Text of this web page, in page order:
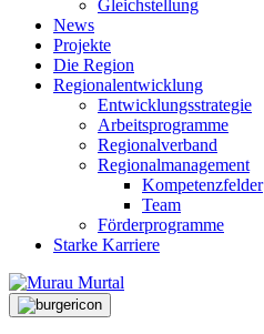
Gleichstellung
News
Projekte
Die Region
Regionalentwicklung
Entwicklungsstrategie
Arbeitsprogramme
Regionalverband
Regionalmanagement
Kompetenzfelder
Team
Förderprogramme
Starke Karriere